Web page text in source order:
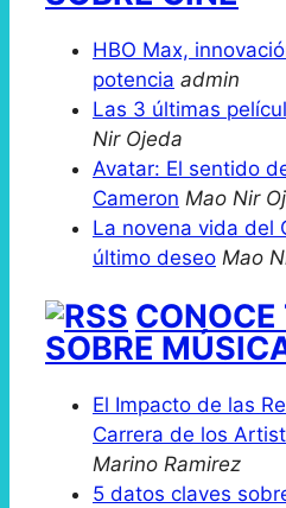
HBO Max,
potencia admin
Las 3 últimas
Nir Ojeda
Avatar: El sentido
Cameron Mao Nir
La novena vida del
último deseo Mao
CONOCE
SOBRE
El Impacto de las
Carrera de los
Marino Ramirez
5 datos claves